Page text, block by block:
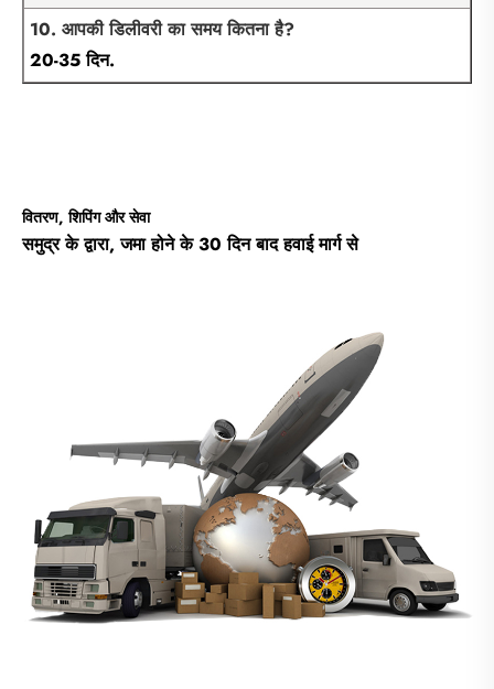
10. आपकी डिलीवरी का समय कितना है?
20-35 दिन.
वितरण, शिपिंग और सेवा
समुद्र के द्वारा, जमा होने के 30 दिन बाद हवाई मार्ग से